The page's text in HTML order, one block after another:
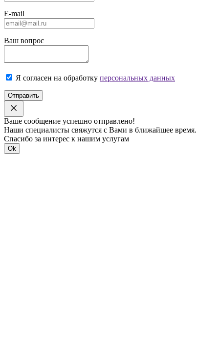
E-mail
Ваш вопрос
Я согласен на обработку персональных данных
Отправить
Ваше сообщение успешно отправлено!
Наши специалисты свяжутся с Вами в ближайшее время.
Спасибо за интерес к нашим услугам
Ok